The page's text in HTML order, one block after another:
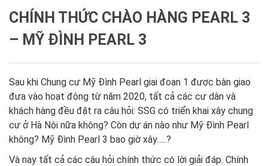
CHÍNH THỨC CHÀO HÀNG PEARL 3
– MỸ ĐÌNH PEARL 3
Sau khi Chung cư Mỹ Đình Pearl giai đoạn 1 được bàn giao
đưa vào hoạt động từ năm 2020, tất cả các cư dân và
khách hàng đều đặt ra câu hỏi: SSG có triển khai xây chung
cư ở Hà Nội nữa không? Còn dự án nào như Mỹ Đình Pearl
không? Mỹ Đình Pearl 3 bao giờ xây…..?
Và nay tất cả các câu hỏi chính thức có lời giải đáp. Chính